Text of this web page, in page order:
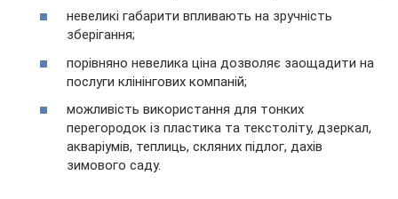
невеликі габарити впливають на зручність
зберігання;
порівняно невелика ціна дозволяє заощадити на
послуги клінінгових компаній;
можливість використання для тонких
перегородок із пластика та текстоліту, дзеркал,
акваріумів, теплиць, скляних підлог, дахів
зимового саду.